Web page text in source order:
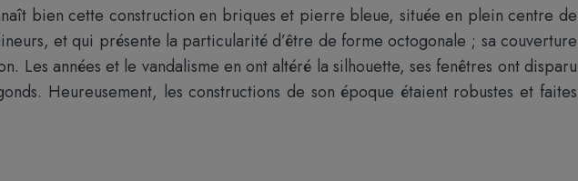
bien cette construction en briques et pierre bleue, située en plein centre de
et qui présente la particularité d’être de forme octogonale ; sa couverture
Les années et le vandalisme en ont altéré la silhouette, ses fenêtres ont disparu
Heureusement, les constructions de son époque étaient robustes et faites